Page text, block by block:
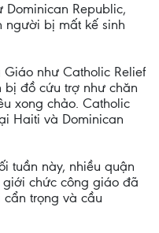
Republic,
người bị mất kế sinh
như Catholic Relief
bị đồ cứu trợ như chăn
xong chảo. Catholic
Haiti và Dominican
tuần này, nhiều quận
chức công giáo đã
trọng và cầu